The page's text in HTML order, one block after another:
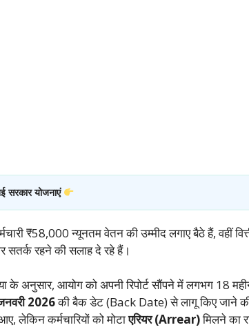
सरकार योजनाएं
₹58,000 न्यूनतम वेतन की उम्मीद लगाए बैठे हैं, वहीं
सतर्क रहने की सलाह दे रहे हैं।
के अनुसार, आयोग को अपनी रिपोर्ट सौंपने में लगभग 18
2026की बैक डेट (Back Date) से लागू किए जाने
लेकिन कर्मचारियों को मोटाएरियर (Arrear)मिलने का